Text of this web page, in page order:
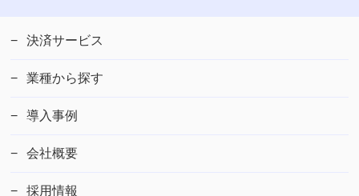
決済サービス
業種から探す
導入事例
会社概要
採用情報